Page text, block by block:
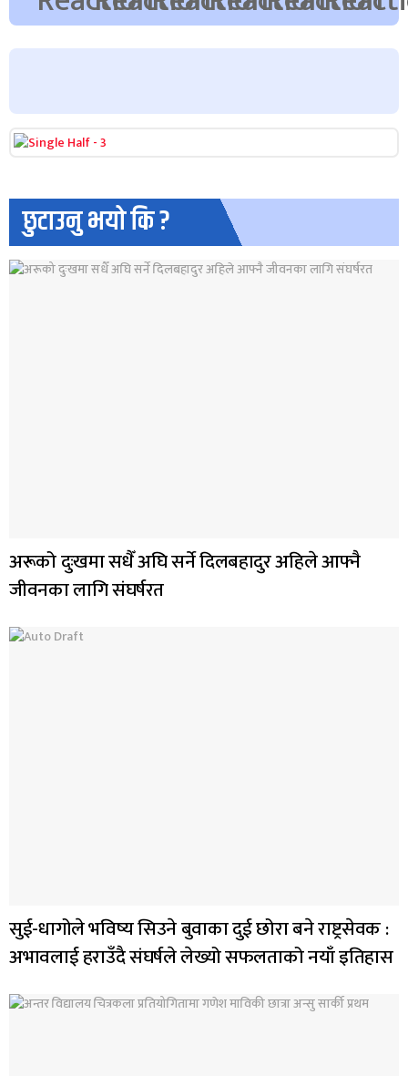
छुटाउनु भयो कि ?
अरूको दुःखमा सधैँ अघि सर्ने दिलबहादुर अहिले आफ्नै
जीवनका लागि संघर्षरत
सुई-धागोले भविष्य सिउने बुवाका दुई छोरा बने राष्ट्रसेवक :
अभावलाई हराउँदै संघर्षले लेख्यो सफलताको नयाँ इतिहास